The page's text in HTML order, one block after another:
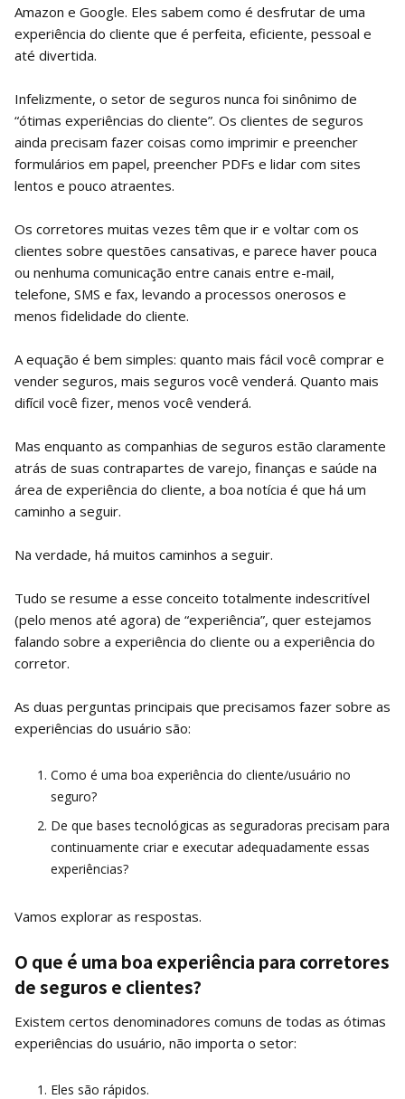
Amazon e Google. Eles sabem como é desfrutar de uma
experiência do cliente que é perfeita, eficiente, pessoal e
até divertida.
Infelizmente, o setor de seguros nunca foi sinônimo de
“ótimas experiências do cliente”. Os clientes de seguros
ainda precisam fazer coisas como imprimir e preencher
formulários em papel, preencher PDFs e lidar com sites
lentos e pouco atraentes.
Os corretores muitas vezes têm que ir e voltar com os
clientes sobre questões cansativas, e parece haver pouca
ou nenhuma comunicação entre canais entre e-mail,
telefone, SMS e fax, levando a processos onerosos e
menos fidelidade do cliente.
A equação é bem simples: quanto mais fácil você comprar e
vender seguros, mais seguros você venderá. Quanto mais
difícil você fizer, menos você venderá.
Mas enquanto as companhias de seguros estão claramente
atrás de suas contrapartes de varejo, finanças e saúde na
área de experiência do cliente, a boa notícia é que há um
caminho a seguir.
Na verdade, há muitos caminhos a seguir.
Tudo se resume a esse conceito totalmente indescritível
(pelo menos até agora) de “experiência”, quer estejamos
falando sobre a experiência do cliente ou a experiência do
corretor.
As duas perguntas principais que precisamos fazer sobre as
experiências do usuário são:
Como é uma boa experiência do cliente/usuário no
seguro?
De que bases tecnológicas as seguradoras precisam para
continuamente criar e executar adequadamente essas
experiências?
Vamos explorar as respostas.
O que é uma boa experiência para corretores
de seguros e clientes?
Existem certos denominadores comuns de todas as ótimas
experiências do usuário, não importa o setor:
Eles são rápidos.